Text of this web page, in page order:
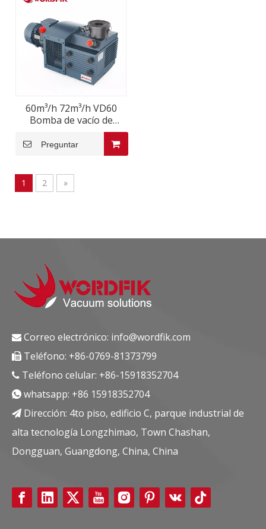
60m³/h 72m³/h VD60
Bomba de vacío de
paleta rotativa seca
2.2kW 2.6kW 150mbar
Preguntar
1 2 »
 Correo electrónico: info@wordfik.com
 Teléfono: +86-0769-81373799
 Teléfono celular: +86-15918352704
 whatsapp: +86 15918352704
 Dirección: 4to piso, edificio C, parque industrial de
alta tecnología Longzhimao, Town Chashan,
Dongguan, Guangdong, China, China